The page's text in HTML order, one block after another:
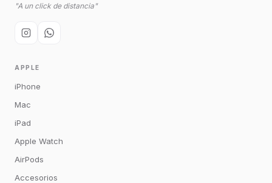
"A un click de distancia"
APPLE
iPhone
Mac
iPad
Apple Watch
AirPods
Accesorios